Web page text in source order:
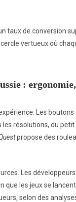
taux de conversion
vertueux où
:
Les
résolutions, du
propose des
Les
les jeux se
selon des